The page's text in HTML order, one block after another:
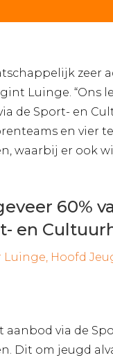
zeer
Luinge. “Ons
de Sport- en
en vier
waarbij er ook
60%
en
Luinge, Hoofd
aanbod via de
Dit om jeugd